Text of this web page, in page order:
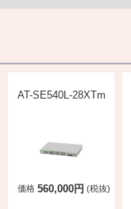
AT-SE540L-28XTm
価格 560,000円 (税抜)